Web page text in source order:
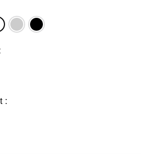
grau schwarz
: